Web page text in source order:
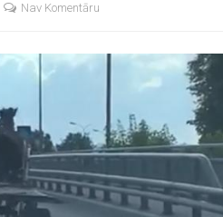
Nav Komentāru